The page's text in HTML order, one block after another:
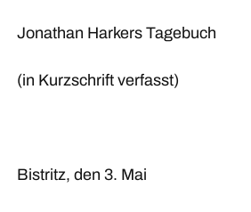
Jonathan Harkers Tagebuch
(in Kurzschrift verfasst)
Bistritz, den 3. Mai